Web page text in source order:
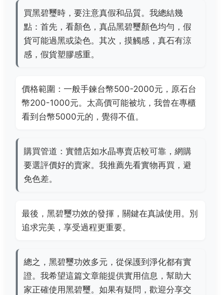
買黑碧璽時，要注意真假和品質。我總結幾
點：首先，看顏色，真品黑碧璽顏色均勻，假
貨可能過黑或染色。其次，摸觸感，真石有涼
感，假貨塑膠感重。
價格範圍：一般手鍊台幣500-2000元，原石台
幣200-1000元。太高價可能被坑，我曾在專櫃
看到台幣5000元的，覺得不值。
購買管道：實體店如水晶專賣店較可靠，網購
要選評價好的賣家。我推薦先看實物再買，避
免色差。
最後，黑碧璽功效的發揮，關鍵在真誠使用。別
追求完美，享受過程更重要。
總之，黑碧璽功效多元，從保護到淨化都有實
證。我希望這篇文章能提供實用信息，幫助大
家正確使用黑碧璽。如果有疑問，歡迎分享交